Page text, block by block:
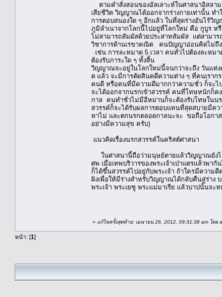
ตามคำสั่งสอนของอัลเลาะห์ในศาสนาอิสลา
เสียชีวิต วิญญาณได้ออกจากร่างกายเท่านั้น ท
การตอบสนองใด ๆ อีกแล้ว ในที่สุดร่างอันไร้
ภูมิลำเนาจากโลกนี้ไปอยู่ที่โลกใหม่ คือ กูบูร ห
ไม่สามารถสัมผัสด้วยประสาทสัมผัส แต่สามา
วิชาการด้านเรขาคณิต คนปัญญาอ่อนคิดไม่ถึ
เช่น การละหมาด 5 เวลา คนทั่วไปต้องละห
ต้องรับภาระใด ๆ ทั้งสิ้น
วิญญาณจะอยู่ในโลกใหม่นี้จนกว่าจะถึง วันแห่
ต แล้ว จะมีการตัดสินคดีความต่าง ๆ ที่คนเราก
คนดี หรือคนที่มีความดีมากกว่าความชั่ว ก็จะ
จะได้ออกจากนรกเข้าสวรรค์ คนที่โทษหนักก็
กาล คนทำชั่วไม่มีอีหม่านก็จะต้องรับโทษในน
สวรรค์ก็จะได้รับผลการตอบแทนที่สุดสบายมี
หาไม่ และตกนรกตลอดกาลนะจะ ขอถือโอกา
อย่างมีความสุข ครับ)
แนวคิดเรื่องนรกสวรรค์ในคริสต์ศาสนา
ในศาสนานี้ถือว่ามนุษย์ตายแล้ววิญญาณยังไ
ศพ เมื่อเทพบริวารของพระเจ้าเป่าแตรแล้วพ
ก็ได้ขึ้นสวรรค์ไปอยู่กับพระเจ้า ถ้าใครมีความ
ฝังเพื่อให้มีร่างสำหรับวิญญาณได้กลับคืนสู่ร่าง
พระเจ้า พระเยซู พระแม่มาเรีย แล้วบาปนั้นจะ
« แก้ไขครั้งสุดท้าย: เมษายน 26, 2012, 09:31:38 am โดย
หน้า: [1]